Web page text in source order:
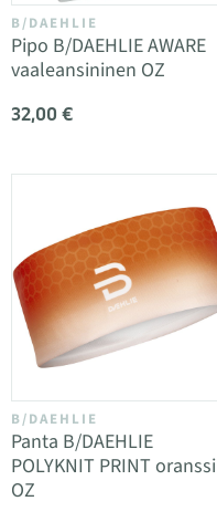
B/DAEHLIE
Pipo B/DAEHLIE AWARE
vaaleansininen OZ
32,00 €
B/DAEHLIE
Panta B/DAEHLIE
POLYKNIT PRINT oranssi
OZ